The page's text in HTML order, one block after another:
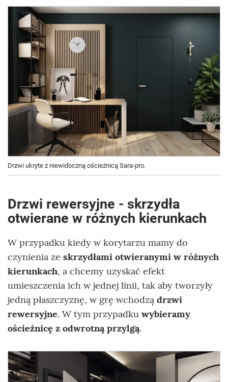
Drzwi ukryte z niewidoczną ościeżnicą Sara-pro.
Drzwi rewersyjne - skrzydła
otwierane w różnych kierunkach
W przypadku kiedy w korytarzu mamy do
czynienia ze skrzydłami otwieranymi w różnych
kierunkach, a chcemy uzyskać efekt
umieszczenia ich w jednej linii, tak aby tworzyły
jedną płaszczyznę, w grę wchodzą drzwi
rewersyjne. W tym przypadku wybieramy
ościeżnicę z odwrotną przylgą.